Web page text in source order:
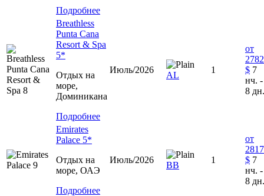
Подробнее
Breathless
Punta Cana
Resort & Spa
5*
Отдых на
море,
Доминиканa
Подробнее
Июль/2026
AL
1
от
2782
$ 7
нч. -
8 дн.
Emirates
Palace 5*
Отдых на
море, ОАЭ
Подробнее
Июль/2026
ВВ
1
от
2817
$ 7
нч. -
8 дн.